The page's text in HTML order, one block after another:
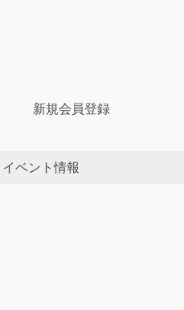
新規会員登録
イベント情報